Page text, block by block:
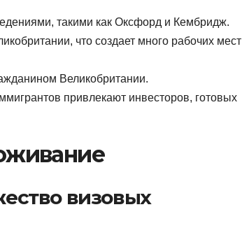
такими как Оксфорд и Кембридж.
что создает много рабочих мест
Великобритании.
привлекают инвесторов, готовых
визовых